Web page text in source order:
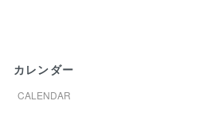
カレンダー
CALENDAR